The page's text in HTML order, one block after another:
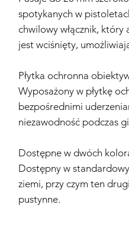
spotykanych w
chwilowy włącznik, który
jest wciśnięty,
Płytka ochronna
Wyposażony w płytkę
bezpośrednimi
niezawodność podczas
Dostępne w dwóch
Dostępny w
ziemi, przy czym ten
pustynne.